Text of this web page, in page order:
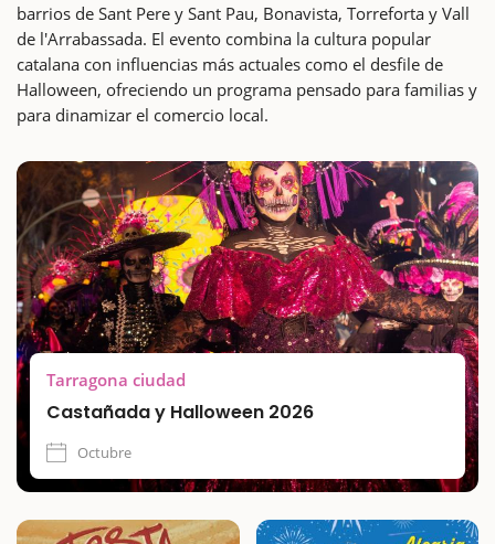
barrios de Sant Pere y Sant Pau, Bonavista, Torreforta y Vall
de l'Arrabassada. El evento combina la cultura popular
catalana con influencias más actuales como el desfile de
Halloween, ofreciendo un programa pensado para familias y
para dinamizar el comercio local.
Tarragona ciudad
Castañada y Halloween 2026
Octubre